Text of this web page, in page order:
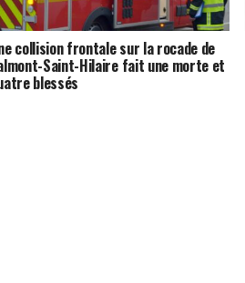
collision frontale sur la rocade de
Saint-Hilaire fait une morte et
blessés